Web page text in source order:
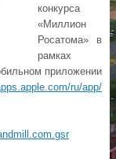
конкурса
«Миллион
Росатома» в
рамках
приложении
ru/app/